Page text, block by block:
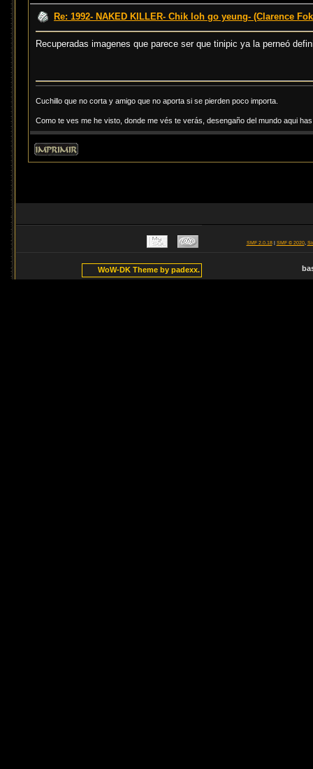
Re: 1992- NAKED KILLER- Chik loh go yeung- (Clarence
Recuperadas imagenes que parece ser que tinipic ya la perneó
Cuchillo que no corta y amigo que no aporta si se pierden poco importa.
Como te ves me he visto, donde me vés te verás, desengaño del mundo aqui
SMF 2.0.18| SMF © 2020,
WoW-DK Theme by padexx.